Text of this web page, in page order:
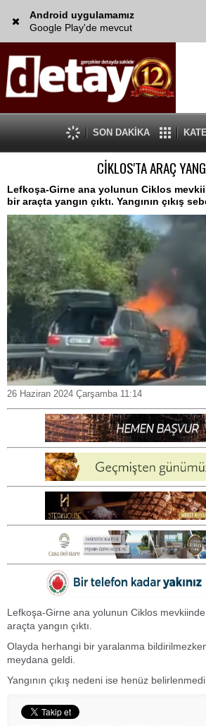
Android uygulamamız
Google Play'de mevcut
SON DAKİKA
CİKLOS'TA ARAÇ
Lefkoşa-Girne ana yolunun Ciklos
bir araçta yangın çıktı. Yangının çıkış
26 Haziran 2024 Çarşamba 11:14
Lefkoşa-Girne ana yolunun Ciklos
araçta yangın çıktı.
Olayda herhangi bir yaralanma
meydana geldi.
Yangının çıkış nedeni ise henüz